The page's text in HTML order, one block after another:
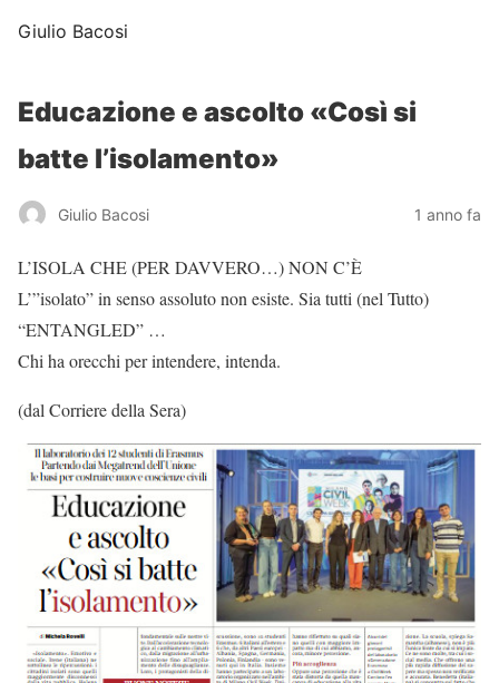
Giulio Bacosi
Educazione e ascolto «Così si
batte l’isolamento»
Giulio Bacosi 1 anno fa
L’ISOLA CHE (PER DAVVERO…) NON C’È
L’”isolato” in senso assoluto non esiste. Sia tutti (nel Tutto)
“ENTANGLED” …
Chi ha orecchi per intendere, intenda.
(dal Corriere della Sera)